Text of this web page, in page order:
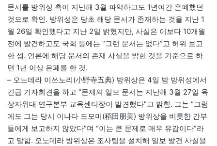
문서를 방위성 측이 지난해 3월 파악하고도 1년여간 은폐했던
것으로 확인. 방위성은 당초 해당 문서가 존재하는 것을 지난 1
월 26일 확인했다고 지난 2일 밝혔지만, 사실은 이보다 10개월
전에 발견하고도 국회 등에는 “그런 문서는 없다”고 허위 보고
한 셈. 언론에 해당 문서의 존재 사실을 밝힌 것을 기준으로 하
면 1년 이상 은폐를 한 것.
– 오노데라 이쓰노리(小野寺五典) 방위상은 4일 밤 방위성에서
긴급 기자회견을 하고 “문제의 일보 문서는 지난해 3월 27일 육
상자위대 연구본부 교육센터장이 발견했다”고 밝힘. 그는 “그럼
에도 그는 당시 이나다 도모미(稻田朋美) 방위상을 비롯한 간부
들에게 보고하지 않았다”며 “이는 큰 문제로 매우 유감이다”라
고 말함. 오노데라 방위상은 조사팀을 설치해 일보 발견 사실을